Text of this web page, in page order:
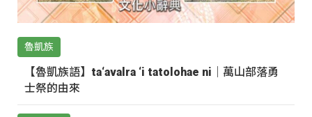
魯凱族
【魯凱族語】ta‘avalra ‘i tatolohae ni｜萬山部落勇
士祭的由來